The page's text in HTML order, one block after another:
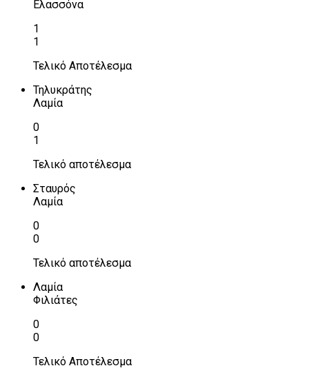
Ελασσόνα
1
1
Τελικό Αποτέλεσμα
Τηλυκράτης
Λαμία
0
1
Τελικό αποτέλεσμα
Σταυρός
Λαμία
0
0
Τελικό αποτέλεσμα
Λαμία
Φιλιάτες
0
0
Τελικό Αποτέλεσμα